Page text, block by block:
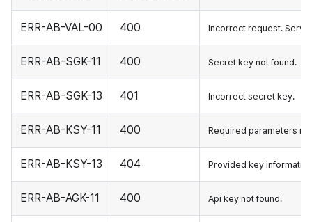
ERR-AB-VAL-00 400 Incorrect request.
ERR-AB-SGK-11 400 Secret key not found.
ERR-AB-SGK-13 401 Incorrect secret key.
ERR-AB-KSY-11 400 Required parameters
ERR-AB-KSY-13 404 Provided key
ERR-AB-AGK-11 400 Api key not found.